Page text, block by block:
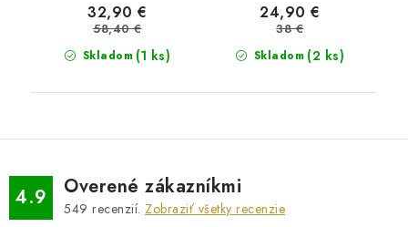
Skladom (1 ks)
32,90 €
58,40 €
Skladom (2 ks)
24,90 €
38 €
4.9 Overené zákazníkmi
549 recenzií. Zobraziť všetky recenzie